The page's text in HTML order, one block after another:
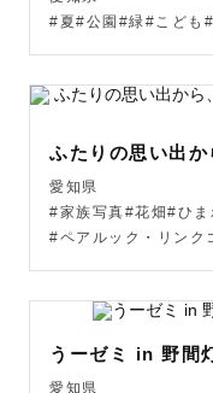
くても、自然な表情
お子さんの性格や普
「どういう声かけが
そんなことを事前に
⸻
#夏#公園#緑#こども
ふたりの思い出
愛知県
#家族写真#花畑#ひ
#ペアルック・リンク
うーゼミ in 野間
愛知県